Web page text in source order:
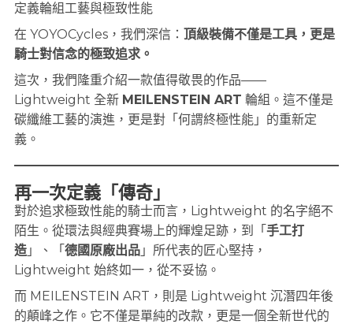
定義輪組工藝與極致性能
在 YOYOCycles，我們深信： 頂級裝備不僅是工具，更是
騎士對信念的極致追求。
這次，我們隆重介紹一款值得敬畏的作品——
Lightweight 全新 MEILENSTEIN ART 輪組。這不僅是
碳纖維工藝的演進，更是對「何謂終極性能」的重新定
義。
再一次定義「傳奇」
對於追求極致性能的騎士而言，Lightweight 的名字絕不
陌生。從環法與經典賽場上的輝煌足跡，到「 手工打
造 」、「 德國原廠出品 」所代表的匠心堅持，
Lightweight 始終如一，從不妥協。
而 MEILENSTEIN ART，則是 Lightweight 沉潛四年後
的顛峰之作。它不僅是單純的改款，更是一個全新世代的